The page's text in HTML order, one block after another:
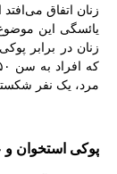
زنان اتفاق
یائسگی این
زنان در برابر
مرد، یک نفر
پوکی استخوان و